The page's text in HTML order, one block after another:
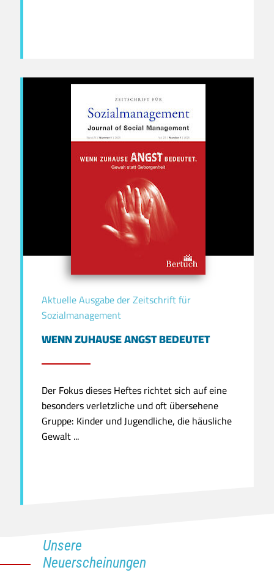
Aktuelle Ausgabe der Zeitschrift für
Sozialmanagement
WENN ZUHAUSE ANGST BEDEUTET
Der Fokus dieses Heftes richtet sich auf eine
besonders verletzliche und oft übersehene
Gruppe: Kinder und Jugendliche, die häusliche
Gewalt ...
Unsere
Neuerscheinungen